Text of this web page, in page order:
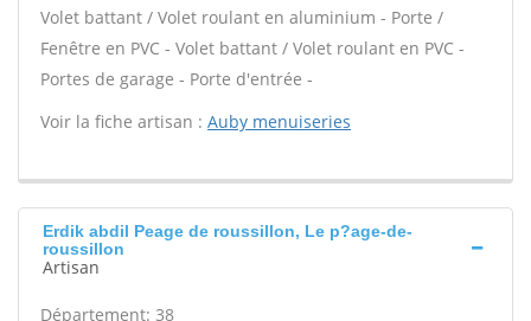
Volet battant / Volet roulant en aluminium - Porte /
Fenêtre en PVC - Volet battant / Volet roulant en PVC -
Portes de garage - Porte d'entrée -
Voir la fiche artisan : Auby menuiseries
Erdik abdil Peage de roussillon, Le p?age-de-
roussillon
Artisan
Département: 38